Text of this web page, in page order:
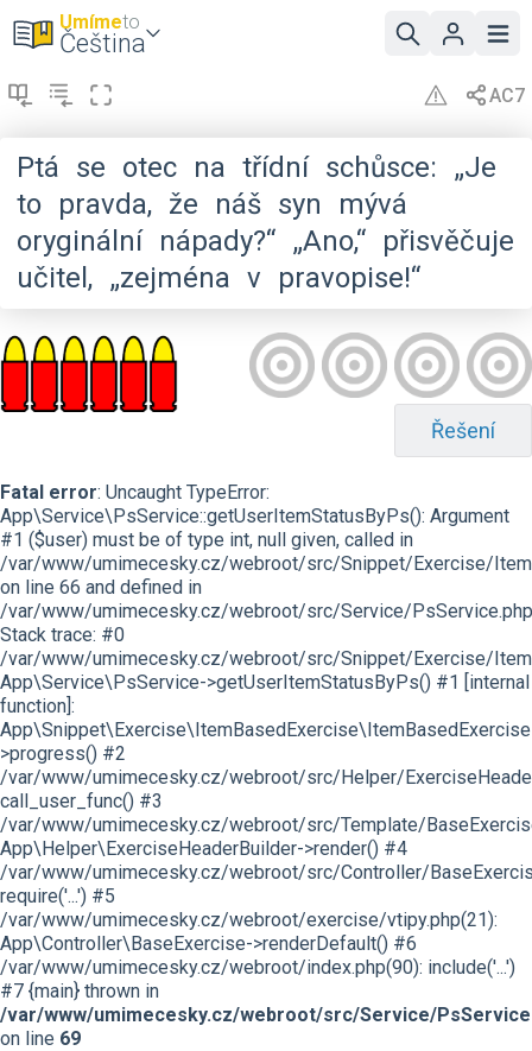
Umímeto
Čeština
Ptá se otec na třídní schůsce:
„Je
to pravda, že náš syn
mývá
oryginální nápady?“ „Ano,“ přisvěčuje
učitel, „zejména v pravopise!“
Řešení
Fatal error: Uncaught TypeError:
App\Service\PsService::getUserItemStatusByPs(): Argument
#1 ($user) must be of type int, null given, called in
/var/www/umimecesky.cz/webroot/src/Snippet/Exercise/
on line 66 and defined in
/var/www/umimecesky.cz/webroot/src/Service/
Stack trace: #0
/var/www/umimecesky.cz/webroot/src/Snippet/Exercise/
App\Service\PsService->getUserItemStatusByPs() #1 [internal
function]:
>progress() #2
/var/www/umimecesky.cz/webroot/src/Helper/
call_user_func() #3
/var/www/umimecesky.cz/webroot/src/Template/
App\Helper\ExerciseHeaderBuilder->render() #4
/var/www/umimecesky.cz/webroot/src/Controller/
require('...') #5
/var/www/umimecesky.cz/webroot/exercise/vtipy.php(21):
App\Controller\BaseExercise->renderDefault() #6
/var/www/umimecesky.cz/webroot/index.php(90): include('...')
#7 {main} thrown in
/var/www/umimecesky.cz/webroot/src/Service/
on line 69